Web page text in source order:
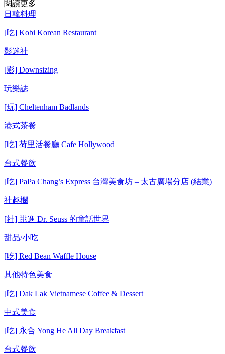
閱讀更多
日韓料理
[吃] Kobi Korean Restaurant
影迷社
[影] Downsizing
玩樂誌
[玩] Cheltenham Badlands
港式茶餐
[吃] 荷里活餐廳 Cafe Hollywood
台式餐飲
[吃] PaPa Chang’s Express 台灣美食坊 – 太古廣場分店 (結業)
社趣欄
[社] 跳進 Dr. Seuss 的童話世界
甜品/小吃
[吃] Red Bean Waffle House
其他特色美食
[吃] Dak Lak Vietnamese Coffee & Dessert
中式美食
[吃] 永合 Yong He All Day Breakfast
台式餐飲